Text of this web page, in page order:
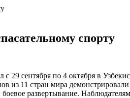
спорту
с 29 сентября по 4 октября в
из 11 стран мира
развертывание.